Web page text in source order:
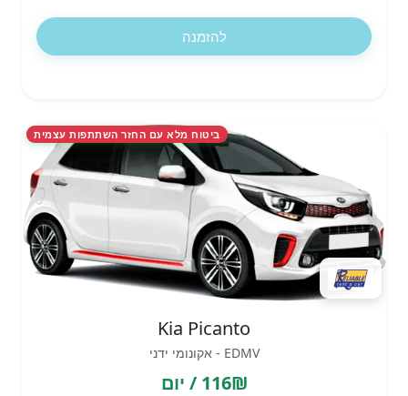
להזמנה
ביטוח מלא עם החזר השתתפות עצמית
Kia Picanto
EDMV - אקונומי ידני
116₪ / יום